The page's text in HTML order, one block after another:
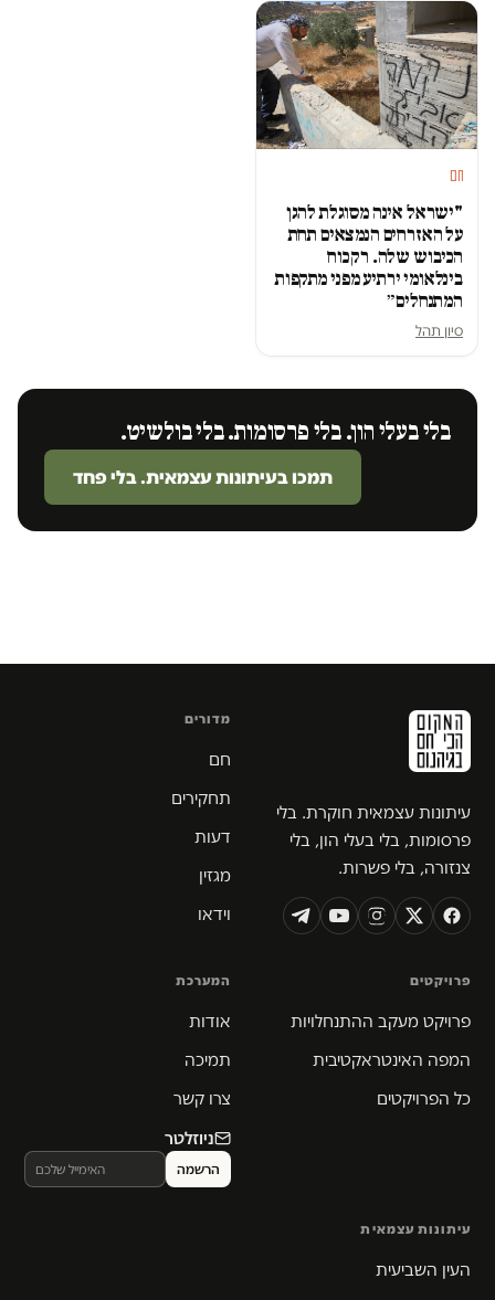
חם
"ישראל אינה מסוגלת להגן
על האזרחים הנמצאים תחת
הכיבוש שלה. רק כוח
בינלאומי ירתיע מפני מתקפות
המתנחלים״
סיון תהל
בלי בעלי הון. בלי פרסומות. בלי בולשיט.
תמכו בעיתונות עצמאית. בלי פחד
עיתונות עצמאית חוקרת. בלי
פרסומות, בלי בעלי הון, בלי
צנזורה, בלי פשרות.
מדורים
חם
תחקירים
דעות
מגזין
וידאו
פרויקטים
פרויקט מעקב ההתנחלויות
המפה האינטראקטיבית
כל הפרויקטים
המערכת
אודות
תמיכה
צרו קשר
ניוזלטר
עיתונות עצמאית
העין השביעית